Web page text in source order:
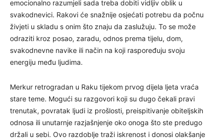
emocionalno razumjeli sada treba dobiti vidljiv oblik u
svakodnevici. Rakovi će snažnije osjećati potrebu da počnu
živjeti u skladu s onim što znaju da zaslužuju. To se može
odraziti kroz posao, zaradu, odnos prema tijelu, dom,
svakodnevne navike ili način na koji raspoređuju svoju
energiju među ljudima.
Merkur retrogradan u Raku tijekom prvog dijela ljeta vraća
stare teme. Mogući su razgovori koji su dugo čekali pravi
trenutak, povratak ljudi iz prošlosti, preispitivanje obiteljskih
odnosa ili unutarnje razjašnjenje oko onoga što ste predugo
držali u sebi. Ovo razdoblje traži iskrenost i donosi olakšanje